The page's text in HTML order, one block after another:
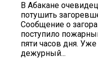
В Абакане
потушить
Сообщение о
поступило
пяти часов дня.
дежурный...